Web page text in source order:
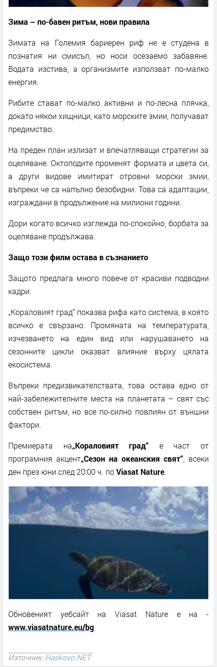
Зима – по-бавен ритъм, нови правила
Зимата на Големия бариерен риф не е студена в
познатия ни смисъл, но носи осезаемо забавяне.
Водата изстива, а организмите използват по-малко
енергия.
Рибите стават по-малко активни и по-лесна плячка,
докато някои хищници, като морските змии, получават
предимство.
На преден план излизат и впечатляващи стратегии за
оцеляване. Октоподите променят формата и цвета си,
а други видове имитират отровни морски змии,
въпреки че са напълно безобидни. Това са адаптации,
изграждани в продължение на милиони години.
Дори когато всичко изглежда по-спокойно, борбата за
оцеляване продължава.
Защо този филм остава в съзнанието
Защото предлага много повече от красиви подводни
кадри.
„Кораловият град“ показва рифа като система, в която
всичко е свързано. Промяната на температурата,
изчезването на един вид или нарушаването на
сезонните цикли оказват влияние върху цялата
екосистема.
Въпреки предизвикателствата, това остава едно от
най-забележителните места на планетата – свят със
собствен ритъм, но все по-силно повлиян от външни
фактори.
Премиерата на„Кораловият град“ е част от
програмния акцент„Сезон на океанския свят“ , всеки
ден през юни след 20:00 ч. поViasat Nature.
Обновеният уебсайт наViasat Nature е на -
www.viasatnature.eu/bg
Източник:Haskovo.NET